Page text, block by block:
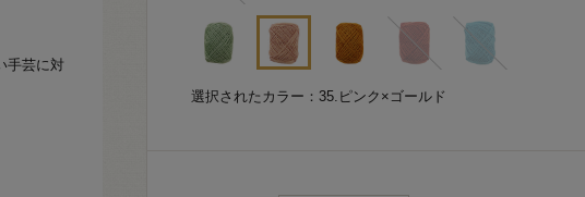
手芸に対
選択されたカラー：35.ピンク×ゴールド